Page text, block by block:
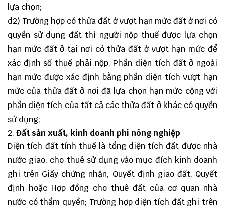
lựa chọn;
d2) Trường hợp có thửa đất ở vượt hạn mức đất ở nơi có
quyền sử dụng đất thì người nộp thuế được lựa chọn
hạn mức đất ở tại nơi có thửa đất ở vượt hạn mức để
xác định số thuế phải nộp. Phần diện tích đất ở ngoài
hạn mức được xác định bằng phần diện tích vượt hạn
mức của thửa đất ở nơi đã lựa chọn hạn mức cộng với
phần diện tích của tất cả các thửa đất ở khác có quyền
sử dụng;
Đất sản xuất, kinh doanh phi nông nghiệp
Diện tích đất tính thuế là tổng diện tích đất được nhà
nước giao, cho thuê sử dụng vào mục đích kinh doanh
ghi trên Giấy chứng nhận, Quyết định giao đất, Quyết
định hoặc Hợp đồng cho thuê đất của cơ quan nhà
nước có thẩm quyền; Trường hợp diện tích đất ghi trên